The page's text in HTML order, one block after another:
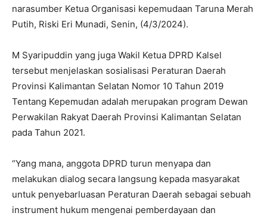
narasumber Ketua Organisasi kepemudaan Taruna Merah
Putih, Riski Eri Munadi, Senin, (4/3/2024).
M Syaripuddin yang juga Wakil Ketua DPRD Kalsel
tersebut menjelaskan sosialisasi Peraturan Daerah
Provinsi Kalimantan Selatan Nomor 10 Tahun 2019
Tentang Kepemudan adalah merupakan program Dewan
Perwakilan Rakyat Daerah Provinsi Kalimantan Selatan
pada Tahun 2021.
“Yang mana, anggota DPRD turun menyapa dan
melakukan dialog secara langsung kepada masyarakat
untuk penyebarluasan Peraturan Daerah sebagai sebuah
instrument hukum mengenai pemberdayaan dan